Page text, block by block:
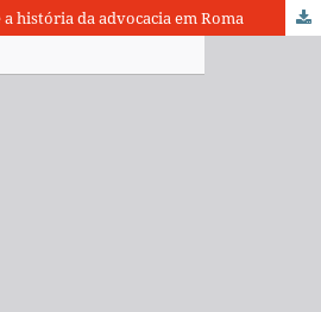
história da advocacia em Roma